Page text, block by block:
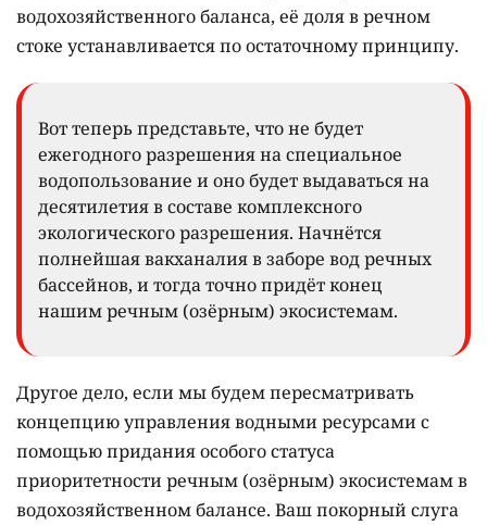
водохозяйственного баланса, её доля в речном
стоке устанавливается по остаточному принципу.
Вот теперь представьте, что не будет
ежегодного разрешения на специальное
водопользование и оно будет выдаваться на
десятилетия в составе комплексного
экологического разрешения. Начнётся
полнейшая вакханалия в заборе вод речных
бассейнов, и тогда точно придёт конец
нашим речным (озёрным) экосистемам.
Другое дело, если мы будем пересматривать
концепцию управления водными ресурсами с
помощью придания особого статуса
приоритетности речным (озёрным) экосистемам в
водохозяйственном балансе. Ваш покорный слуга